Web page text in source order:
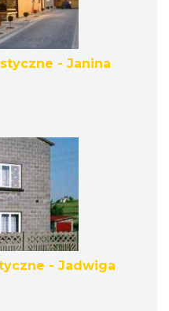
- Janina
- Jadwiga